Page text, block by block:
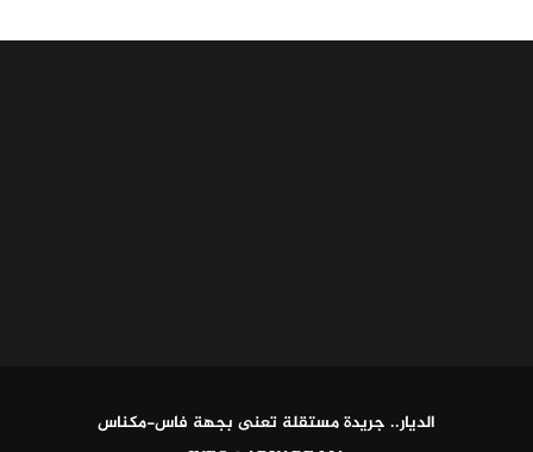
الديار.. جريدة مستقلة تعنى بجهة فاس-مكناس